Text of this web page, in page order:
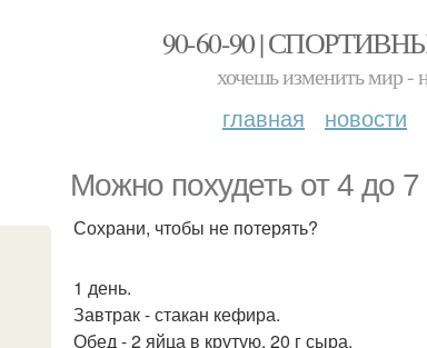
90-60-90 |
хочешь изменить мир -
главная новости
Можно похудеть от 4 до 7
Сохрани, чтобы не потерять?
1 день.
Завтрак - стакан кефира.
Обед - 2 яйца в крутую, 20 г сыра.